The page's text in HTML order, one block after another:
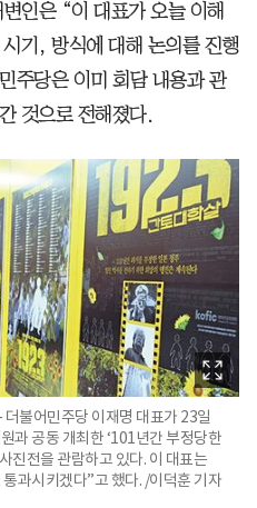
인은 “이 대표가 오늘 이해
기, 방식에 대해 논의를 진행
주당은 이미 회담 내용과 관
것으로 전해졌다.
불어민주당 이재명 대표가 23일
과 공동 개최한 ‘101년간 부정당한
진전을 관람하고 있다. 이 대표는
과시키겠다”고 했다. /이덕훈 기자